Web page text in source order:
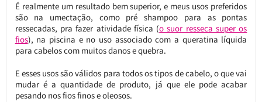
É realmente um resultado bem superior, e meus usos preferidos
são na umectação, como pré shampoo para as pontas
ressecadas, pra fazer atividade física (o suor resseca super os
fios), na piscina e no uso associado com a queratina líquida
para cabelos com muitos danos e quebra.
E esses usos são válidos para todos os tipos de cabelo, o que vai
mudar é a quantidade de produto, já que ele pode acabar
pesando nos fios finos e oleosos.